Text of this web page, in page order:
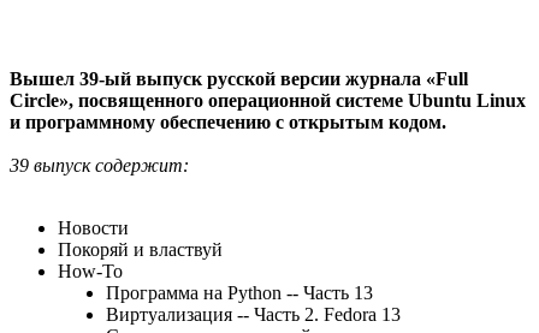
Вышел 39-ый выпуск русской версии журнала «Full
Circle», посвященного операционной системе Ubuntu Linux
и программному обеспечению с открытым кодом.
39 выпуск содержит:
Новости
Покоряй и властвуй
How-To
Программа на Python -- Часть 13
Виртуализация -- Часть 2. Fedora 13